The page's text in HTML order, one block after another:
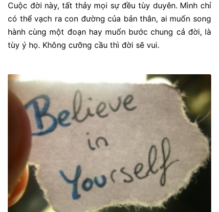
Cuộc đời này, tất thảy mọi sự đều tùy duyên. Mình chỉ
có thể vạch ra con đường của bản thân, ai muốn song
hành cùng một đoạn hay muốn bước chung cả đời, là
tùy ý họ. Không cưỡng cầu thì đời sẽ vui.